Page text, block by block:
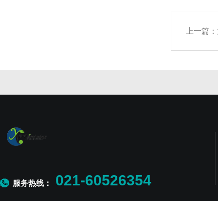
上一篇：
服务热线： 021-60526354